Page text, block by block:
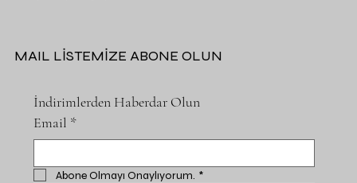
MAIL LİSTEMİZE ABONE OLUN
İndirimlerden Haberdar Olun
Email *
Abone Olmayı Onaylıyorum. *